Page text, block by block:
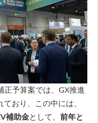
正予算案では、GX推進
おり、この中には、
補助金として、前年と